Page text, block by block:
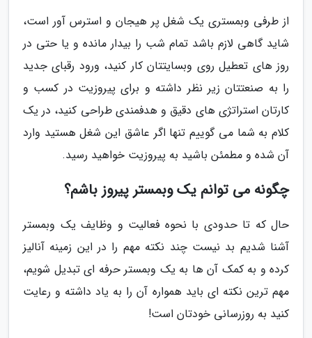
از طرفی وبمستری یک شغل پر هیجان و استرس آور است،
شاید گاهی لازم باشد تمام شب را بیدار مانده و یا حتی در
روز های تعطیل روی وبسایتتان کار کنید، ورود رقبای جدید
را به صنعتتان زیر نظر داشته و برای پیروزیت در کسب و
کارتان استراتژی های دقیق و هدفمندی طراحی کنید، در یک
کلام به شما می گوییم تنها اگر عاشق این شغل هستید وارد
آن شده و مطمئن باشید به پیروزیت خواهید رسید.
چگونه می توانم یک وبمستر پیروز باشم؟
حال که تا حدودی با نحوه فعالیت و وظایف یک وبمستر
آشنا شدیم بد نیست چند نکته مهم را در این زمینه آنالیز
کرده و به کمک آن ها به یک وبمستر حرفه ای تبدیل شویم،
مهم ترین نکته ای باید همواره آن را به یاد داشته و رعایت
کنید به روزرسانی خودتان است!